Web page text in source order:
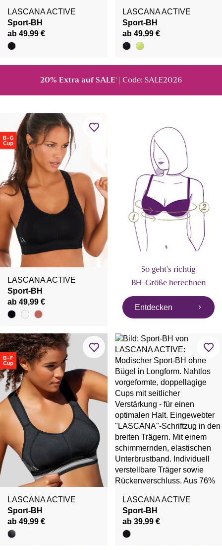
LASCANA ACTIVE
Sport-BH
ab 49,99 €
LASCANA ACTIVE
Sport-BH
ab 49,99 €
20% Extra auf SALE¹ | Code: SALE2026
LASCANA ACTIVE
Sport-BH
ab 49,99 €
So geht's richtig
BH-Größe berechnen
Entdecken
LASCANA ACTIVE
Sport-BH
ab 49,99 €
LASCANA ACTIVE
Sport-BH
ab 39,99 €